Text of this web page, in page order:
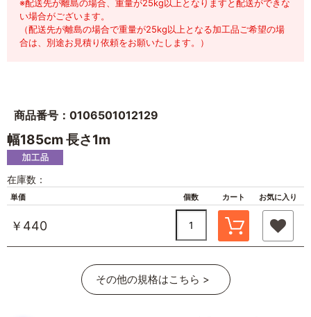
※配送先が離島の場合、重量が25kg以上となりますと配送ができな
い場合がございます。
（配送先が離島の場合で重量が25kg以上となる加工品ご希望の場
合は、別途お見積り依頼をお願いたします。）
商品番号：0106501012129
幅185cm 長さ1m
在庫数：
単価 個数 カート お気に入り
￥440
その他の規格はこちら >